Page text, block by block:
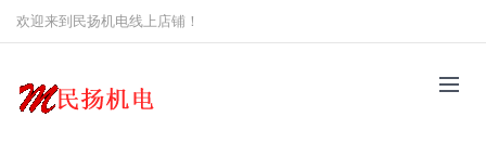
欢迎来到民扬机电线上店铺！